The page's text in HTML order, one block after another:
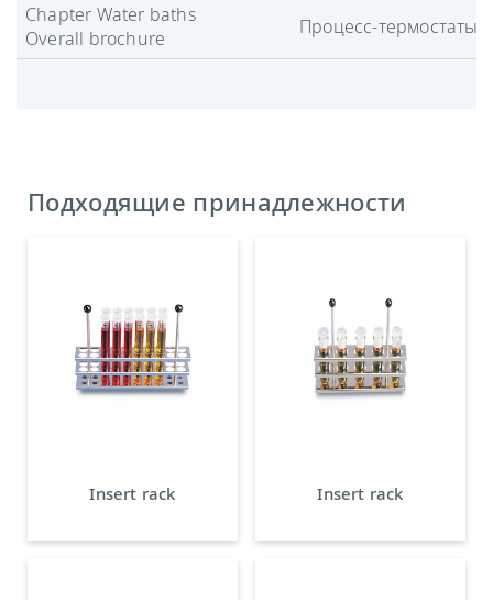
Chapter Water baths
Overall brochure
Процесс-термостаты
Подходящие принадлежности
Insert rack Insert rack